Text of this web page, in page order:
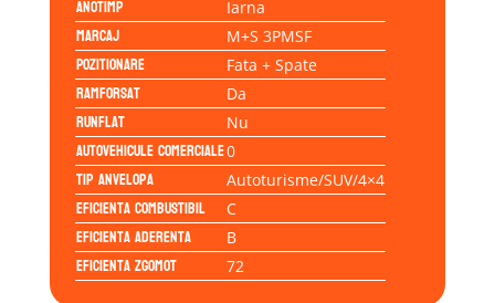
Anotimp Iarna
Marcaj M+S 3PMSF
Pozitionare Fata + Spate
Ramforsat Da
Runflat Nu
Autovehicule comerciale0
Tip anvelopa Autoturisme/SUV/4×4
Eficienta Combustibil C
Eficienta Aderenta B
Eficienta Zgomot 72